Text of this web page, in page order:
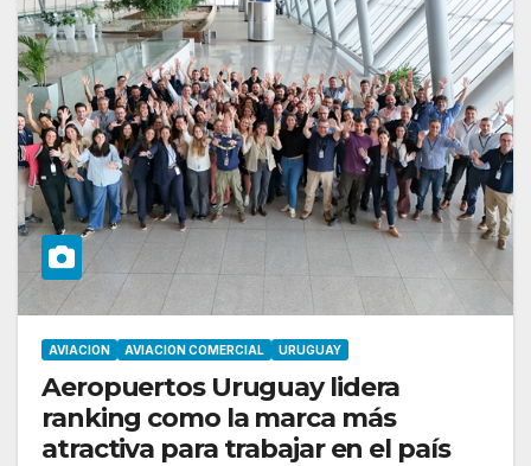
AVIACION AVIACION COMERCIAL URUGUAY
Aeropuertos Uruguay lidera
ranking como la marca más
atractiva para trabajar en el país